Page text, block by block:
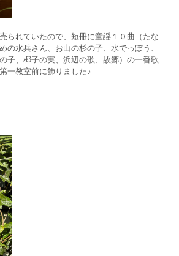
られていたので、短冊に童謡１０曲（たな
の水兵さん、お山の杉の子、水でっぽう、
子、椰子の実、浜辺の歌、故郷）の一番歌
一教室前に飾りました♪